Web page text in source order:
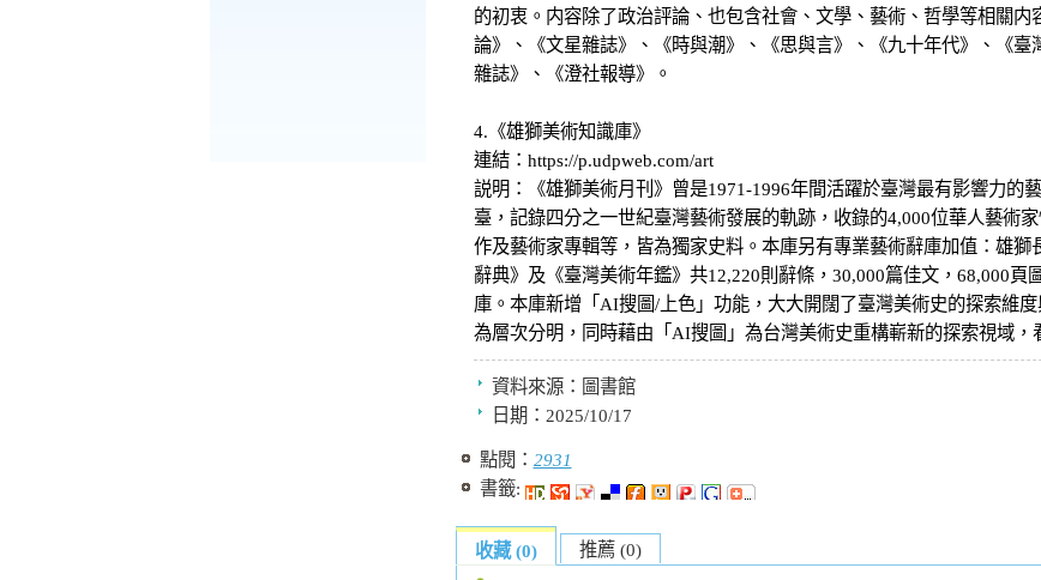
的初衷。内容除了政治評論、也包含社會、文學、藝術、哲學等相關
論》、《文星雜誌》、《時與潮》、《思與言》、《九十年代》、《
雜誌》、《澄社報導》。
4.《雄獅美術知識庫》
連結：https://p.udpweb.com/art
説明：《雄獅美術月刊》曾是1971-1996年間活躍於臺灣最有影響力的
臺，記錄四分之一世紀臺灣藝術發展的軌跡，收錄的4,000位華人藝術
作及藝術家專輯等，皆為獨家史料。本庫另有專業藝術辭庫加值：雄
辭典》及《臺灣美術年鑑》共12,220則辭條，30,000篇佳文，68,000
庫。本庫新增「AI搜圖/上色」功能，大大開闊了臺灣美術史的探索維
為層次分明，同時藉由「AI搜圖」為台灣美術史重構嶄新的探索視域，
資料來源： 圖書館
日期： 2025/10/17
點閱： 2931
書籤:
收藏 (0) 推薦 (0)